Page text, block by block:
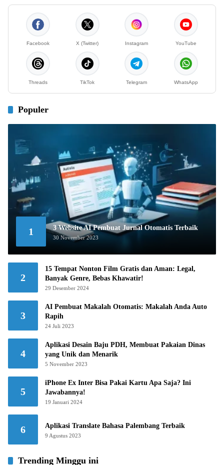
Facebook X (Twitter) Instagram YouTube
Threads TikTok Telegram WhatsApp
Populer
1 3 Website AI Pembuat Jurnal Otomatis Terbaik
30 November 2023
2
15 Tempat Nonton Film Gratis dan Aman: Legal,
Banyak Genre, Bebas Khawatir!
29 Desember 2024
3
AI Pembuat Makalah Otomatis: Makalah Anda Auto
Rapih
24 Juli 2023
4
Aplikasi Desain Baju PDH, Membuat Pakaian Dinas
yang Unik dan Menarik
5 November 2023
5
iPhone Ex Inter Bisa Pakai Kartu Apa Saja? Ini
Jawabannya!
19 Januari 2024
6 Aplikasi Translate Bahasa Palembang Terbaik
9 Agustus 2023
Trending Minggu ini